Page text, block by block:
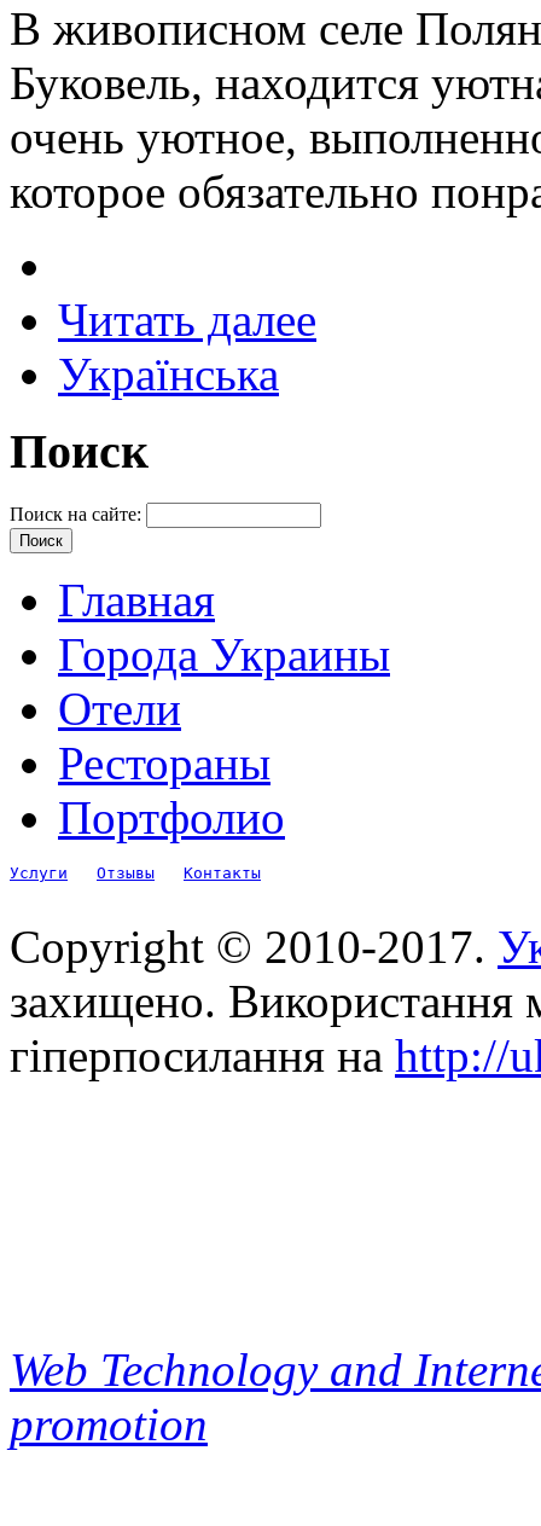
В живописном селе
Буковель, находится
очень уютное,
которое обязательно
Читать далее
Українська
Поиск
Поиск на сайте:
Главная
Города Украины
Отели
Рестораны
Портфолио
Услуги Отзывы Контакты
Copyright © 2010-2017.
захищено. Використання
гіперпосилання на http://
Web Technology and
promotion